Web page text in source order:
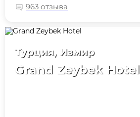
963 отзыва
Турция, Измир
Grand Zeybek Hotel